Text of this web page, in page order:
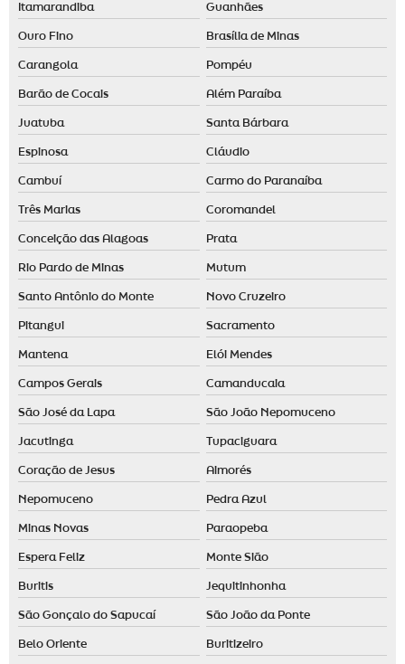
Itamarandiba Guanhães
Ouro Fino Brasília de Minas
Carangola Pompéu
Barão de Cocais Além Paraíba
Juatuba Santa Bárbara
Espinosa Cláudio
Cambuí Carmo do Paranaíba
Três Marias Coromandel
Conceição das Alagoas Prata
Rio Pardo de Minas Mutum
Santo Antônio do Monte Novo Cruzeiro
Pitangui Sacramento
Mantena Elói Mendes
Campos Gerais Camanducaia
São José da Lapa São João Nepomuceno
Jacutinga Tupaciguara
Coração de Jesus Aimorés
Nepomuceno Pedra Azul
Minas Novas Paraopeba
Espera Feliz Monte Sião
Buritis Jequitinhonha
São Gonçalo do Sapucaí São João da Ponte
Belo Oriente Buritizeiro